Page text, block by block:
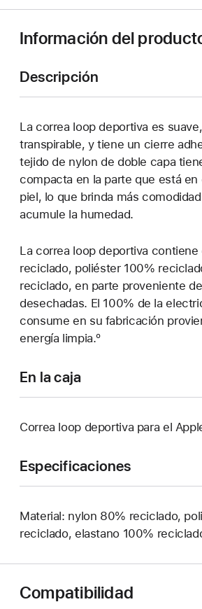
nueva
Información del
Descripción
La correa loop deportiva es
transpirable, y tiene un cierre
tejido de nylon de doble capa
compacta en la parte que está
piel, lo que brinda más
acumule la humedad.
La correa loop deportiva contiene
reciclado, poliéster 100%
reciclado, en parte proveniente
desechadas. El 100% de la
consume en su fabricación
energía limpia.º
En la caja
Correa loop deportiva para el
Especificaciones
Material: nylon 80% reciclado,
reciclado, elastano 100%
Compatibilidad